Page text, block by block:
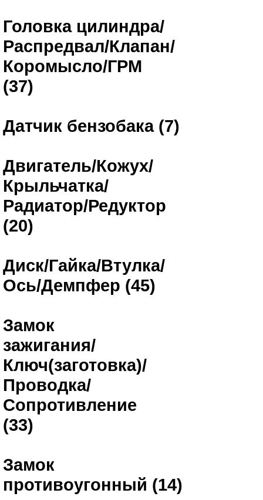
Головка цилиндра/
Распредвал/Клапан/
Коромысло/ГРМ
(37)
Датчик бензобака (7)
Двигатель/Кожух/
Крыльчатка/
Радиатор/Редуктор
(20)
Диск/Гайка/Втулка/
Ось/Демпфер (45)
Замок
зажигания/
Ключ(заготовка)/
Проводка/
Сопротивление
(33)
Замок
противоугонный (14)